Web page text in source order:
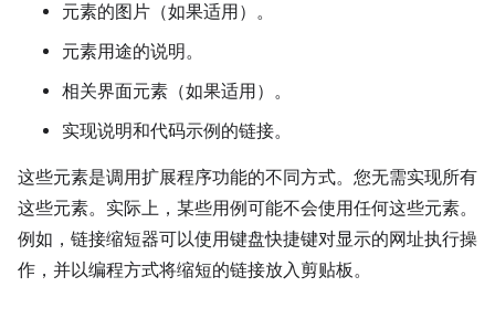
元素的图片（如果适用）。
元素用途的说明。
相关界面元素（如果适用）。
实现说明和代码示例的链接。
这些元素是调用扩展程序功能的不同方式。您无需实现所有
这些元素。实际上，某些用例可能不会使用任何这些元素。
例如，链接缩短器可以使用键盘快捷键对显示的网址执行操
作，并以编程方式将缩短的链接放入剪贴板。